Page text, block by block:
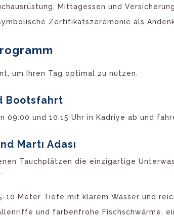
Mittagessen und
Zertifikatszeremonie als
um Ihren Tag optimal zu nutzen.
Bootsfahrt
09:00 und 10:15 Uhr in Kadriye ab und
Martı Adası
Tauchplätzen die einzigartige
10 Meter Tiefe mit klarem Wasser und
und farbenfrohe Fischschwärme,